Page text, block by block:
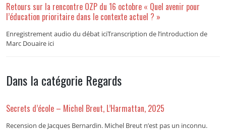
Retours sur la rencontre OZP du 16 octobre « Quel avenir pour
l’éducation prioritaire dans le contexte actuel ? »
Enregistrement audio du débat iciTranscription de l’introduction de
Marc Douaire ici
Dans la catégorie Regards
Secrets d’école – Michel Breut, L’Harmattan, 2025
Recension de Jacques Bernardin. Michel Breut n’est pas un inconnu.